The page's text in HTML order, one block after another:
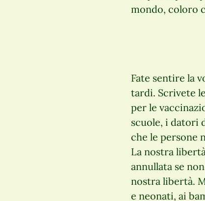
mondo, coloro
Fate sentire la
tardi. Scrivete
per le
scuole, i datori
che le persone
La nostra
annullata se
nostra libertà.
e neonati, ai